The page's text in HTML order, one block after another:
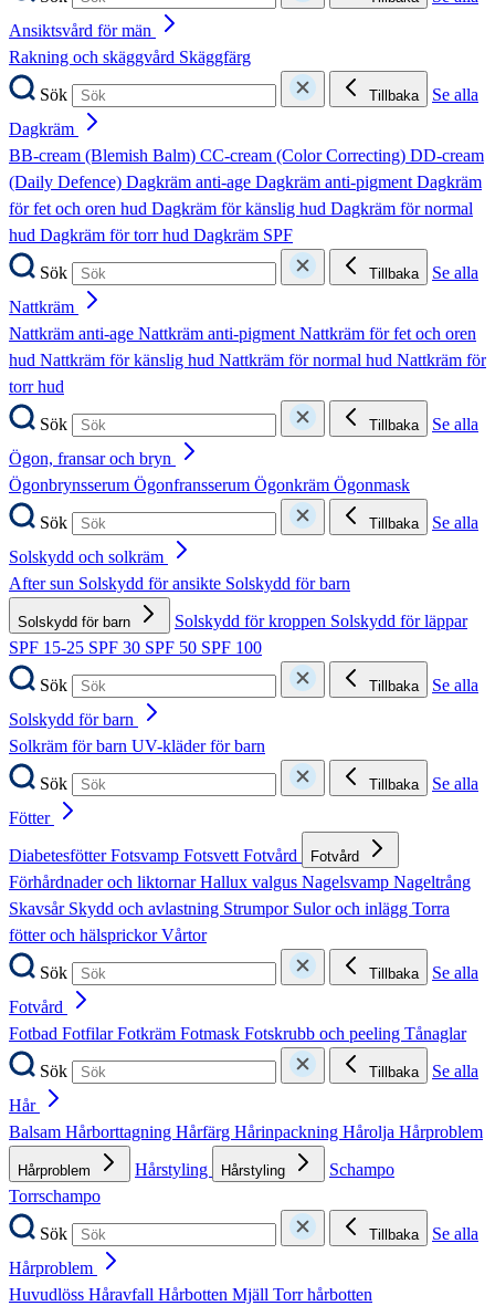
Ansiktsvård för män
Rakning och skäggvård Skäggfärg
Sök
Tillbaka
Se alla
Dagkräm
BB-cream (Blemish Balm) CC-cream (Color Correcting) DD-cream
(Daily Defence) Dagkräm anti-age Dagkräm anti-pigmentDagkräm
för fet och oren hud Dagkräm för känslig hud Dagkräm för normal
hud Dagkräm för torr hud Dagkräm SPF
Sök
Tillbaka
Se alla
Nattkräm
Nattkräm anti-age Nattkräm anti-pigmentNattkräm för fet och oren
hud Nattkräm för känslig hud Nattkräm för normal hud Nattkräm för
torr hud
Sök
Tillbaka
Se alla
Ögon, fransar och bryn
Ögonbrynsserum Ögonfransserum Ögonkräm Ögonmask
Sök
Tillbaka
Se alla
Solskydd och solkräm
After sun Solskydd för ansikte Solskydd för barn
Solskydd för barn Solskydd för kroppen Solskydd för läppar
SPF 15-25 SPF 30 SPF 50 SPF 100
Sök
Tillbaka
Se alla
Solskydd för barn
Solkräm för barn UV-kläder för barn
Sök
Tillbaka
Se alla
Fötter
DiabetesfötterFotsvamp FotsvettFotvård Fotvård
Förhårdnader och liktornarHallux valgus Nagelsvamp Nageltrång
Skavsår Skydd och avlastning Strumpor Sulor och inlägg Torra
fötter och hälsprickorVårtor
Sök
Tillbaka
Se alla
Fotvård
Fotbad FotfilarFotkräm Fotmask Fotskrubb och peeling Tånaglar
Sök
Tillbaka
Se alla
Hår
Balsam Hårborttagning Hårfärg Hårinpackning Hårolja Hårproblem
Hårproblem Hårstyling Hårstyling
Schampo
Torrschampo
Sök
Tillbaka
Se alla
Hårproblem
Huvudlöss Håravfall Hårbotten Mjäll Torr hårbotten